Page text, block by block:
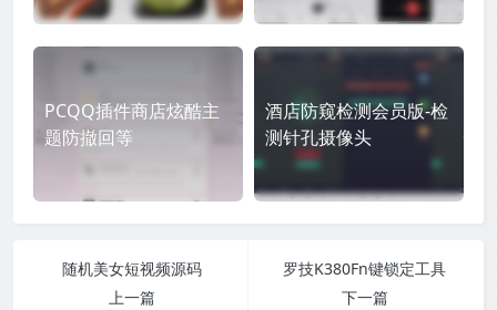
PCQQ插件商店炫酷主
题防撤回等
酒店防窥检测会员版-检
测针孔摄像头
随机美女短视频源码
上一篇
罗技K380Fn键锁定工具
下一篇